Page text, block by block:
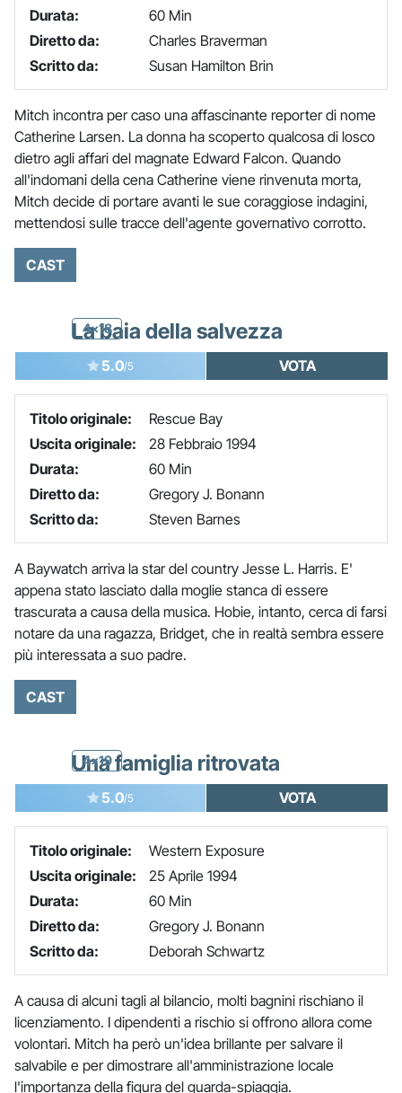
Durata:
60 Min
Diretto da:
Charles Braverman
Scritto da:
Susan Hamilton Brin
Mitch incontra per caso una affascinante reporter di nome
Catherine Larsen. La donna ha scoperto qualcosa di losco
dietro agli affari del magnate Edward Falcon. Quando
all'indomani della cena Catherine viene rinvenuta morta,
Mitch decide di portare avanti le sue coraggiose indagini,
mettendosi sulle tracce dell'agente governativo corrotto.
CAST
4x18
La baia della salvezza
5.0/5 VOTA
Titolo originale:
Rescue Bay
Uscita originale:
28 Febbraio 1994
Durata:
60 Min
Diretto da:
Gregory J. Bonann
Scritto da:
Steven Barnes
A Baywatch arriva la star del country Jesse L. Harris. E'
appena stato lasciato dalla moglie stanca di essere
trascurata a causa della musica. Hobie, intanto, cerca di farsi
notare da una ragazza, Bridget, che in realtà sembra essere
più interessata a suo padre.
CAST
4x19
Una famiglia ritrovata
5.0/5 VOTA
Titolo originale:
Western Exposure
Uscita originale:
25 Aprile 1994
Durata:
60 Min
Diretto da:
Gregory J. Bonann
Scritto da:
Deborah Schwartz
A causa di alcuni tagli al bilancio, molti bagnini rischiano il
licenziamento. I dipendenti a rischio si offrono allora come
volontari. Mitch ha però un'idea brillante per salvare il
salvabile e per dimostrare all'amministrazione locale
l'importanza della figura del guarda-spiaggia.